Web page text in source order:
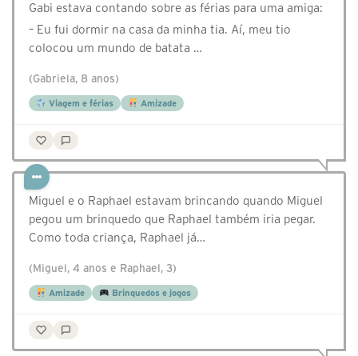
Gabi estava contando sobre as férias para uma amiga:
– Eu fui dormir na casa da minha tia. Aí, meu tio
colocou um mundo de batata …
(Gabriela, 8 anos)
Viagem e férias Amizade
Miguel e o Raphael estavam brincando quando Miguel
pegou um brinquedo que Raphael também iria pegar.
Como toda criança, Raphael já…
(Miguel, 4 anos e Raphael, 3)
Amizade Brinquedos e jogos